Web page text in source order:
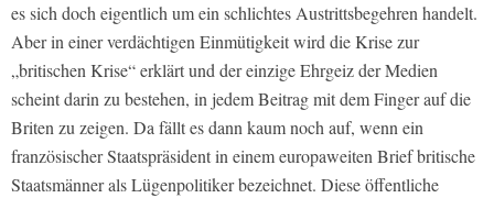
es sich doch eigentlich um ein schlichtes Austrittsbegehren handelt.
Aber in einer verdächtigen Einmütigkeit wird die Krise zur
„britischen Krise“ erklärt und der einzige Ehrgeiz der Medien
scheint darin zu bestehen, in jedem Beitrag mit dem Finger auf die
Briten zu zeigen. Da fällt es dann kaum noch auf, wenn ein
französischer Staatspräsident in einem europaweiten Brief britische
Staatsmänner als Lügenpolitiker bezeichnet. Diese öffentliche